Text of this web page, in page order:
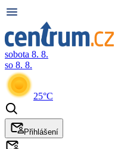
sobota 8. 8.
so 8. 8.
25°C
Přihlášení